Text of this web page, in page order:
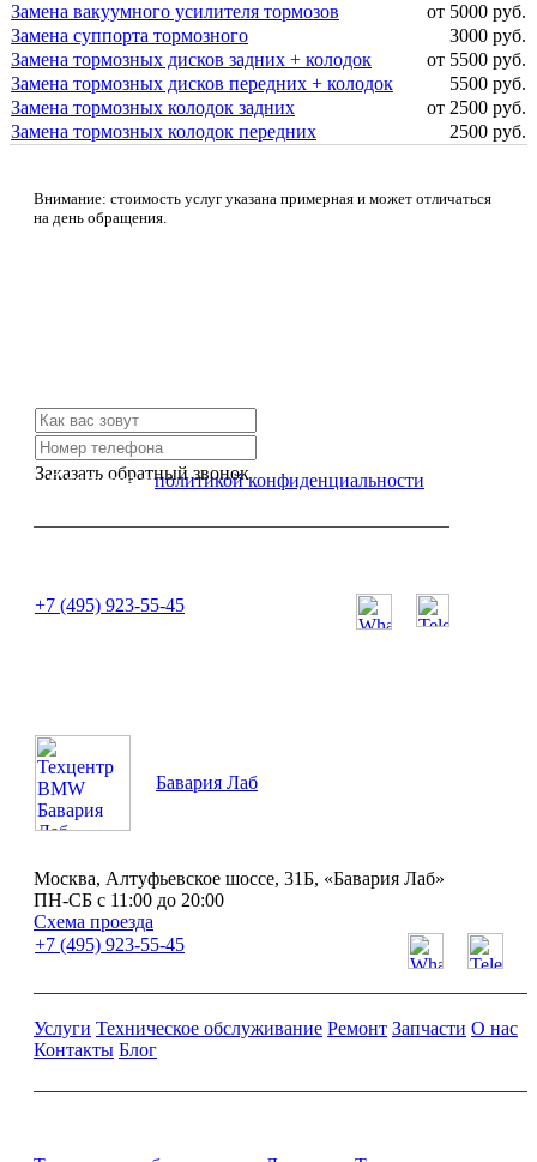
Замена вакуумного усилителя тормозов
от 5000 руб.
Замена суппорта тормозного
3000 руб.
Замена тормозных дисков задних + колодок
от 5500 руб.
Замена тормозных дисков передних + колодок
5500 руб.
Замена тормозных колодок задних
от 2500 руб.
Замена тормозных колодок передних
2500 руб.
Внимание: стоимость услуг указана примерная и может отличаться
на день обращения.
Заказать обратный звонок
Я согласен сполитикой конфиденциальности
+7 (495) 923-55-45
Бавария Лаб
Москва, Алтуфьевское шоссе, 31Б, «Бавария Лаб»
ПН-СБ с 11:00 до 20:00
Схема проезда
+7 (495) 923-55-45
Услуги Техническое обслуживание Ремонт Запчасти О нас
Контакты Блог